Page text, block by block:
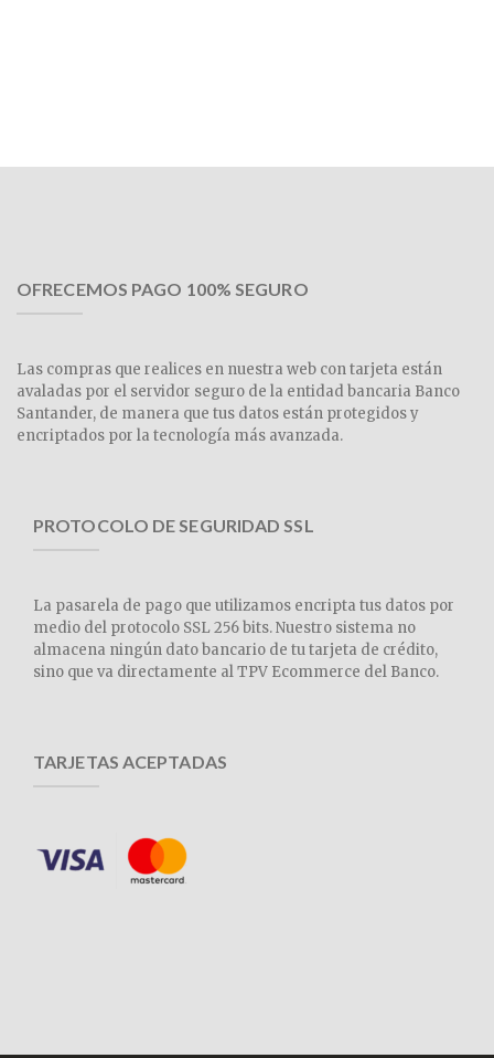
OFRECEMOS PAGO 100% SEGURO
Las compras que realices en nuestra web con tarjeta están
avaladas por el servidor seguro de la entidad bancaria Banco
Santander, de manera que tus datos están protegidos y
encriptados por la tecnología más avanzada.
PROTOCOLO DE SEGURIDAD SSL
La pasarela de pago que utilizamos encripta tus datos por
medio del protocolo SSL 256 bits. Nuestro sistema no
almacena ningún dato bancario de tu tarjeta de crédito,
sino que va directamente al TPV Ecommerce del Banco.
TARJETAS ACEPTADAS